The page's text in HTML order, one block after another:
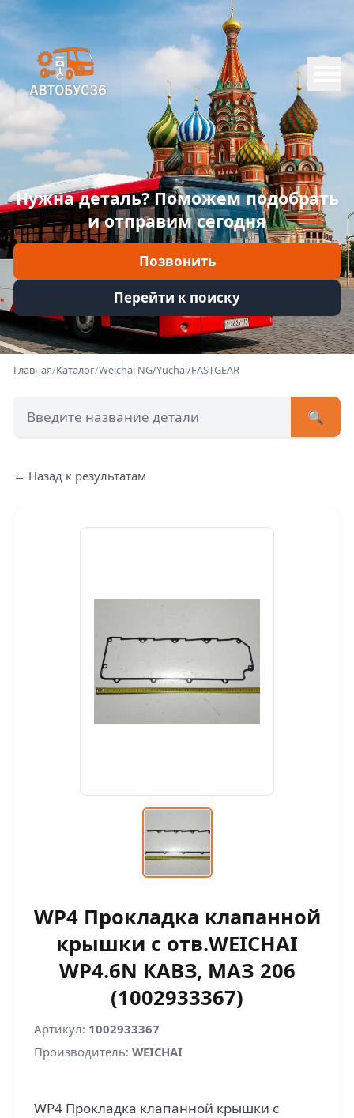
Нужна деталь? Поможем подобрать
и отправим сегодня
Позвонить
Перейти к поиску
Меню
Главная
Каталог
Марки
Информация
Главная/Каталог/Weichai NG/Yuchai/FASTGEAR
🔍
← Назад к результатам
WP4 Прокладка клапанной
крышки с отв.WEICHAI
WP4.6N КАВЗ, МАЗ 206
(1002933367)
Артикул: 1002933367
Производитель: WEICHAI
WP4 Прокладка клапанной крышки с